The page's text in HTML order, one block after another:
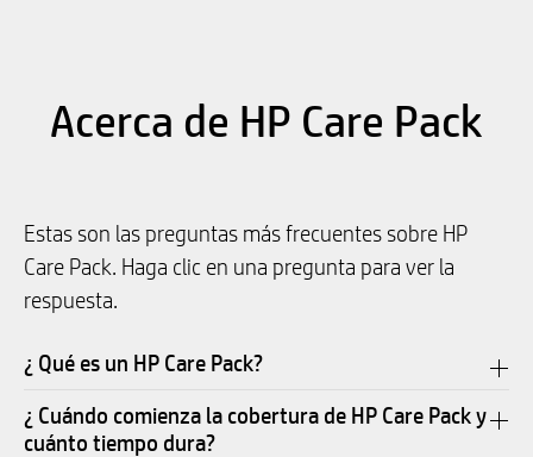
Acerca de HP Care Pack
Estas son las preguntas más frecuentes sobre HP
Care Pack. Haga clic en una pregunta para ver la
respuesta.
¿ Qué es un HP Care Pack?
¿ Cuándo comienza la cobertura de HP Care Pack y
cuánto tiempo dura?